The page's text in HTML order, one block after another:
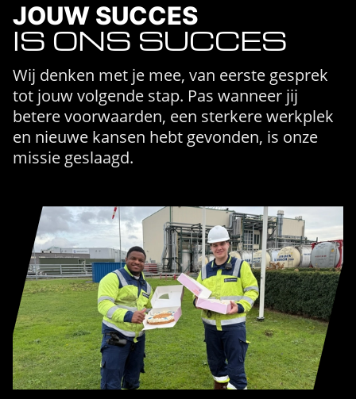
JOUW SUCCES
IS ONS SUCCES
Wij denken met je mee, van eerste gesprek
tot jouw volgende stap. Pas wanneer jij
betere voorwaarden, een sterkere werkplek
en nieuwe kansen hebt gevonden, is onze
missie geslaagd.